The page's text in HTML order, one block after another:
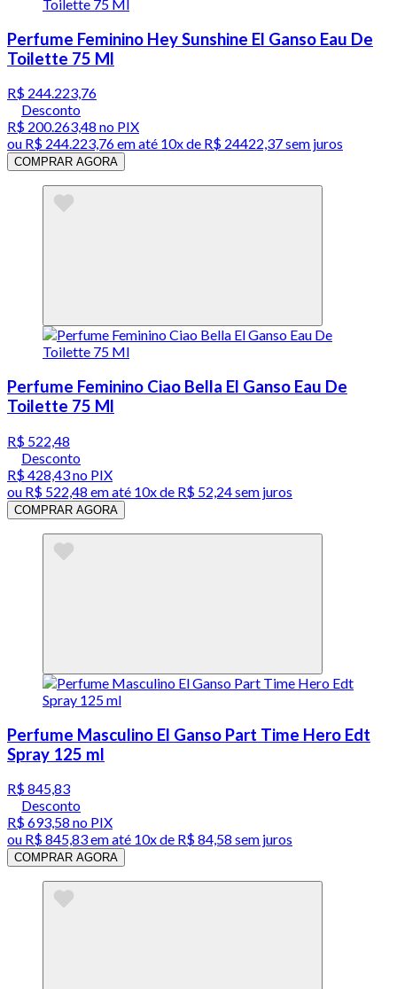
Perfume Feminino Hey Sunshine El Ganso Eau De
Toilette 75 Ml
R$ 244.223,76
Desconto
R$ 200.263,48 no PIX
ou R$ 244.223,76em até 10x de R$ 24422,37 sem juros
COMPRAR AGORA
Perfume Feminino Ciao Bella El Ganso Eau De
Toilette 75 Ml
R$ 522,48
Desconto
R$ 428,43no PIX
ou R$ 522,48 em até 10x de R$ 52,24 sem juros
COMPRAR AGORA
Perfume Masculino El Ganso Part Time Hero Edt
Spray 125 ml
R$ 845,83
Desconto
R$ 693,58 no PIX
ou R$ 845,83em até 10x de R$ 84,58 sem juros
COMPRAR AGORA